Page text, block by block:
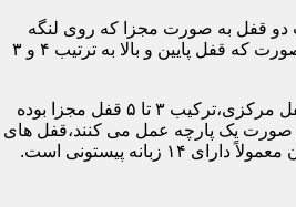
قفل به صورت مجزا که روی لنگه
درب نصب می گردد به این صورت که قفل پایین و بالا به ترتیب ۴ و ۳
قفل مولتی پوینت:یا همان قفل مرکزی،ترکیب ۳ تا ۵ قفل مجزا بوده
صورت یک پارچه عمل می کنند،قفل های
زبانه پیستونی است.